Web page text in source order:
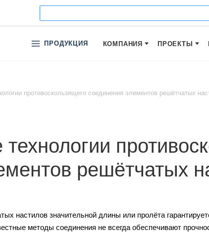
ПРОДУКЦИЯ КОМПАНИЯ ПРОЕКТЫ
противоскользящего соединения элементов решётчатых
решётчатых
настилов значительной длины или пролёта
методы соединения не всегда обеспечивают